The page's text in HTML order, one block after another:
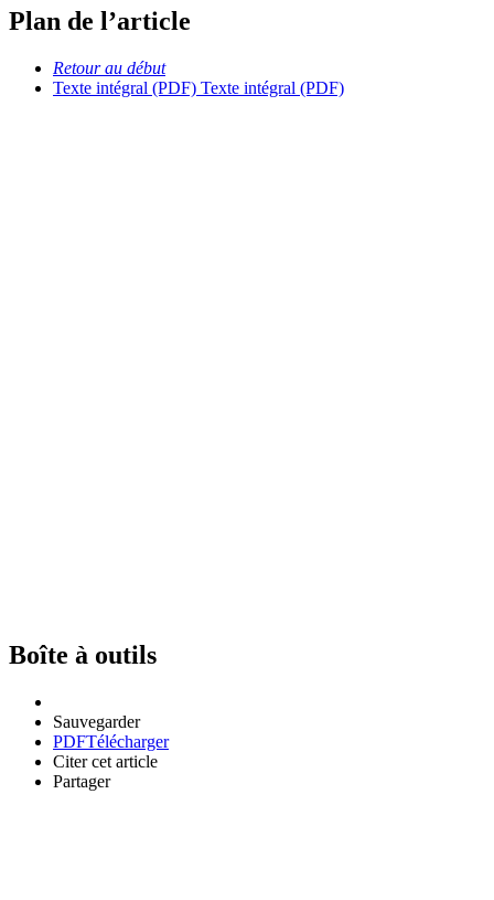
Plan de l’article
Retour au début
Texte intégral (PDF) Texte intégral (PDF)
Boîte à outils
Sauvegarder
PDFTélécharger
Citer cet article
Partager